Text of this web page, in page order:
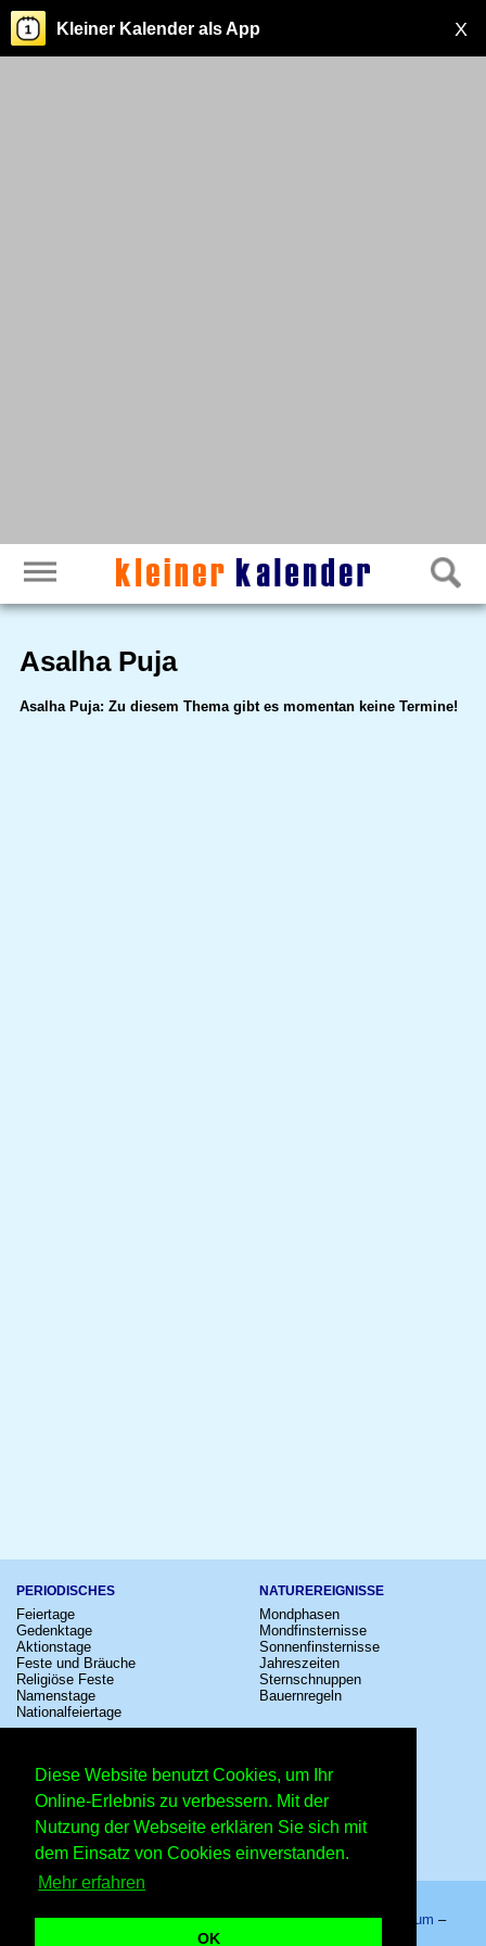
Diese Website benutzt Cookies, um Ihr
Online-Erlebnis zu verbessern. Mit der
Nutzung der Webseite erklären Sie sich mit
dem Einsatz von Cookies einverstanden.
Mehr erfahren
OK
X
Kleiner Kalender als App
Asalha Puja
Asalha Puja: Zu diesem Thema gibt es momentan keine Termine!
PERIODISCHES
Feiertage
Gedenktage
Aktionstage
Feste und Bräuche
Religiöse Feste
Namenstage
Nationalfeiertage
NATUREREIGNISSE
Mondphasen
Mondfinsternisse
Sonnenfinsternisse
Jahreszeiten
Sternschnuppen
Bauernregeln
Kinostarts
Festivals
Fußball
Comedy
Shows
Sternzeichen
Schalttage
Messen
Erinnerungen
Volksfeste
Startseite–Kalender–Lexikon–App–Sitemap–Impressum –
Datenschutzhinweis